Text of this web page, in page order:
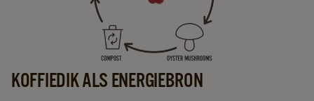
KOFFIEDIK ALS ENERGIEBRON